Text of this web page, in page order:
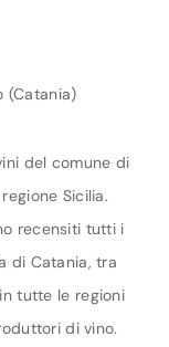
(Catania)
del comune di
Sicilia.
recensiti tutti i
di Catania, tra
tutte le regioni
di vino.